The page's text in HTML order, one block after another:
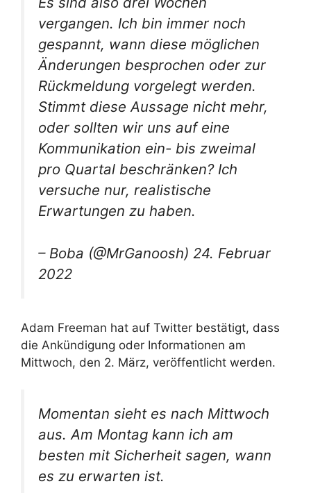
vergangen. Ich bin immer noch
gespannt, wann diese möglichen
Änderungen besprochen oder zur
Rückmeldung vorgelegt werden.
Stimmt diese Aussage nicht mehr,
oder sollten wir uns auf eine
Kommunikation ein- bis zweimal
pro Quartal beschränken? Ich
versuche nur, realistische
Erwartungen zu haben.
– Boba (@MrGanoosh) 24. Februar
2022
Adam Freeman hat auf Twitter bestätigt, dass
die Ankündigung oder Informationen am
Mittwoch, den 2. März, veröffentlicht werden.
Momentan sieht es nach Mittwoch
aus. Am Montag kann ich am
besten mit Sicherheit sagen, wann
es zu erwarten ist.